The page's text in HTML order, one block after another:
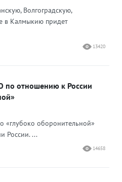
Волгоградскую,
в Калмыкию придет
13420
по отношению к России
«глубоко оборонительной»
России. ...
14658